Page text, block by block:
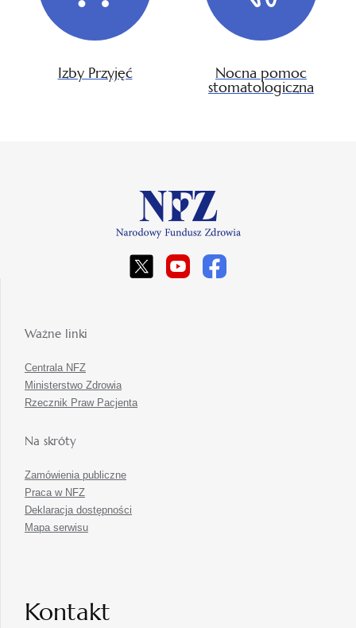
Izby Przyjęć Nocna pomoc
stomatologiczna
Ważne linki
Centrala NFZ
Ministerstwo Zdrowia
Rzecznik Praw Pacjenta
Na skróty
Zamówienia publiczne
Praca w NFZ
Deklaracja dostępności
Mapa serwisu
Kontakt